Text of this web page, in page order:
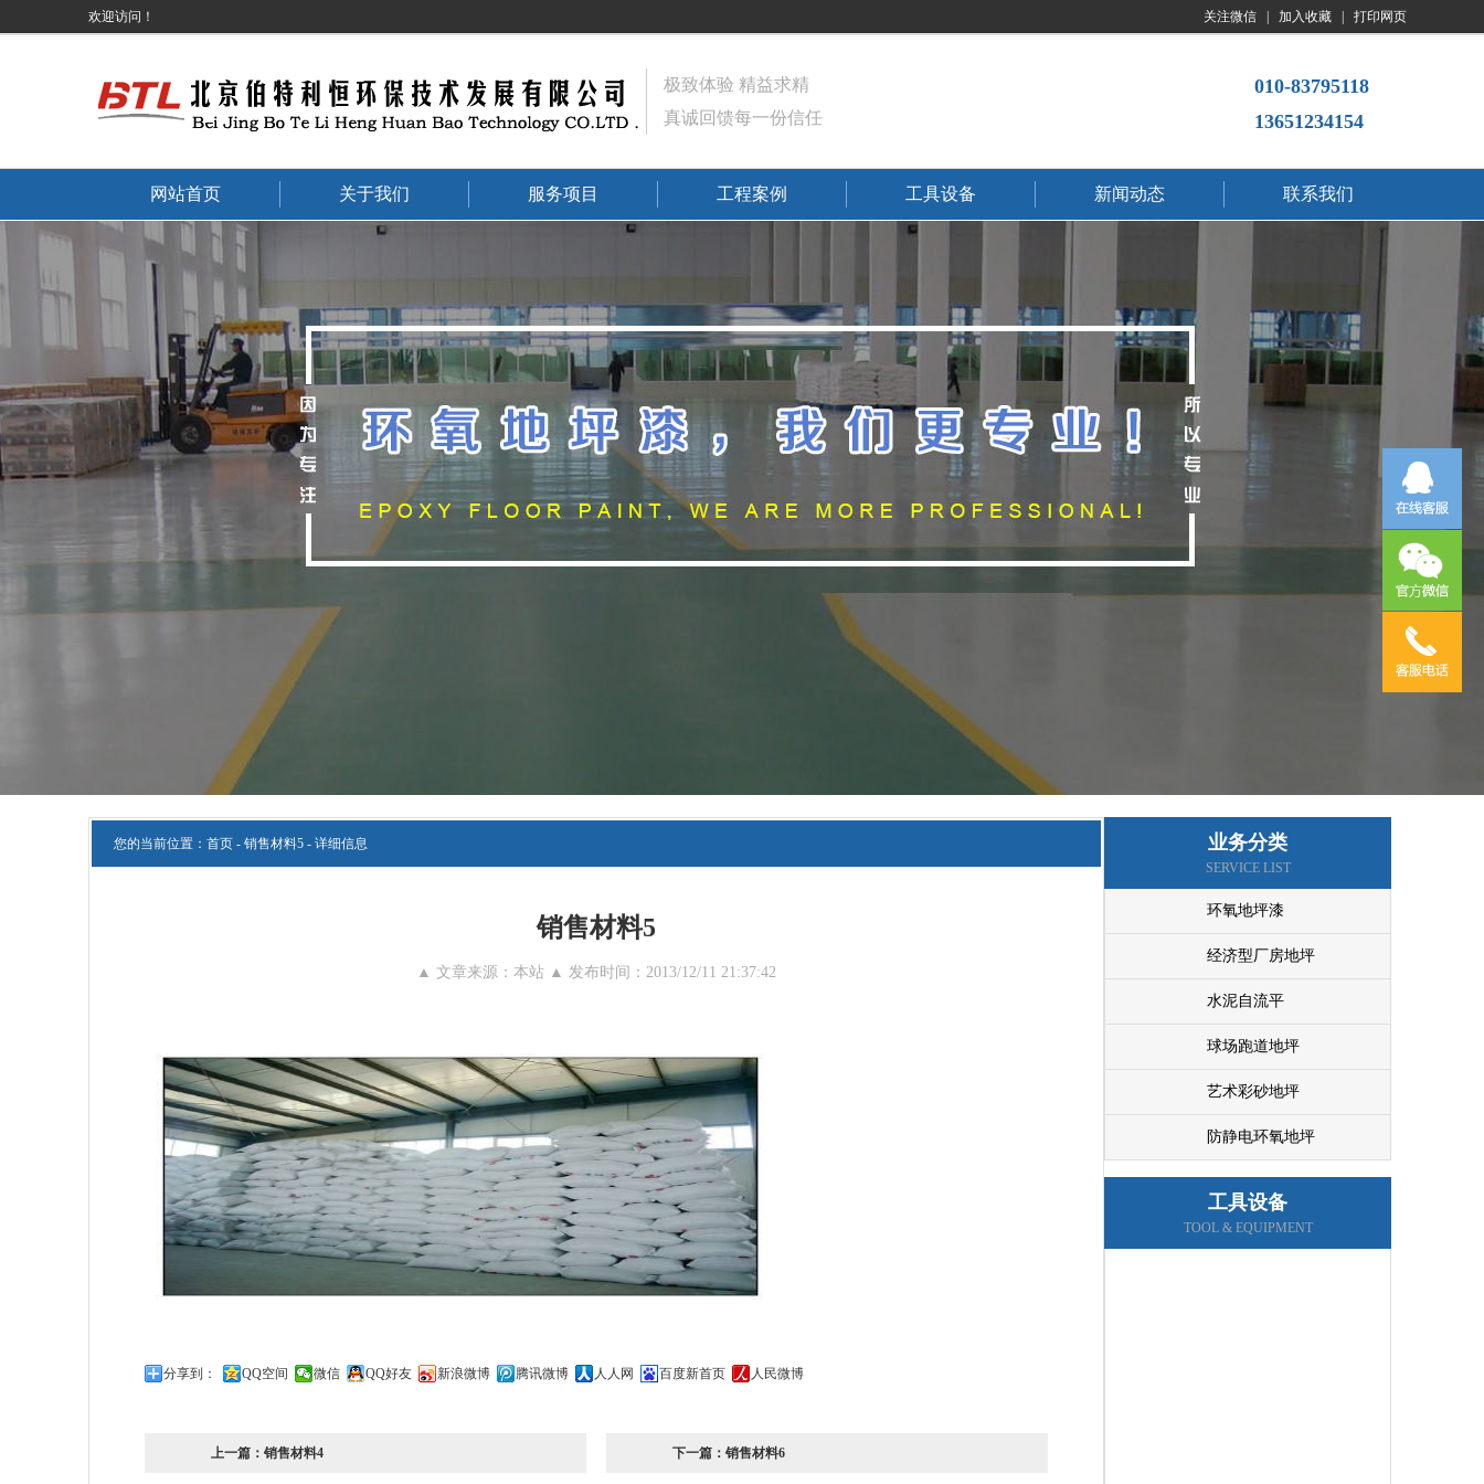
欢迎访问！ 关注微信 加入收藏 打印网页
极致体验 精益求精
真诚回馈每一份信任
010-83795118
13651234154
网站首页 关于我们 服务项目 工程案例 工具设备 新闻动态 联系我们
您的当前位置： 首页 - 销售材料5 - 详细信息
销售材料5
▲ 文章来源：本站 ▲ 发布时间：2013/12/11 21:37:42
分享到： QQ空间 微信 QQ好友 新浪微博 腾讯微博 人人网 百度新首页 人民微博
上一篇： 销售材料4 下一篇： 销售材料6
业务分类
SERVICE LIST
环氧地坪漆
经济型厂房地坪
水泥自流平
球场跑道地坪
艺术彩砂地坪
防静电环氧地坪
工具设备
TOOL & EQUIPMENT